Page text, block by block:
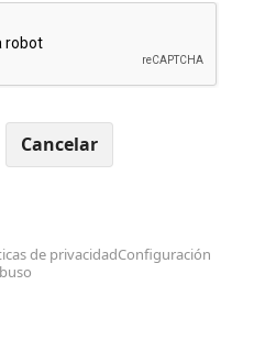
Cancelar
de privacidadConfiguración